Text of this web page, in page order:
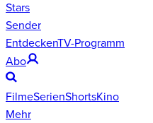
Stars
Sender
EntdeckenTV-Programm
Abo
FilmeSerienShortsKino
Mehr